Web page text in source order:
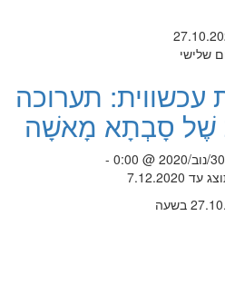
שלישי
עכשווית: תערוכה
שֶׁל סָבְתָא מָאשָׁה
בשעה